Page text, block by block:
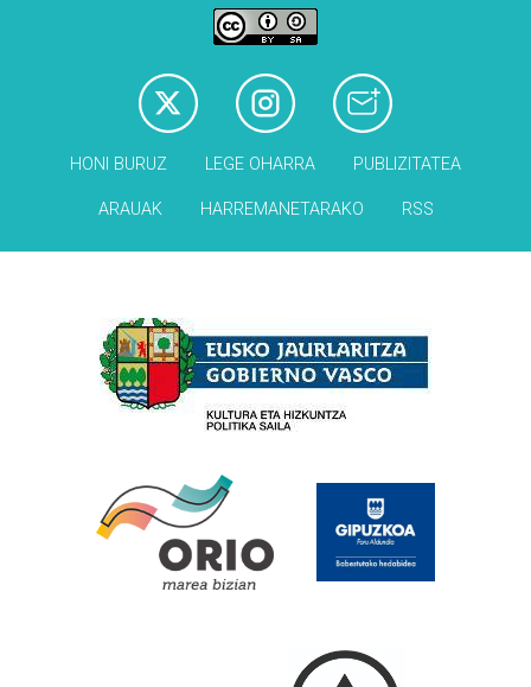
HONI BURUZ LEGE OHARRA PUBLIZITATEA
ARAUAK HARREMANETARAKO RSS